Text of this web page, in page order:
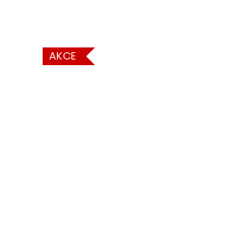
AKCE